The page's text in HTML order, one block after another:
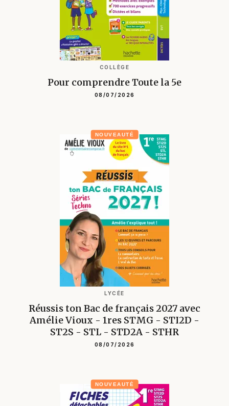
COLLÈGE
Pour comprendre Toute la 5e
08/07/2026
NOUVEAUTÉ
LYCÉE
Réussis ton Bac de français 2027 avec
Amélie Vioux - 1res STMG - STI2D -
ST2S - STL - STD2A - STHR
08/07/2026
NOUVEAUTÉ